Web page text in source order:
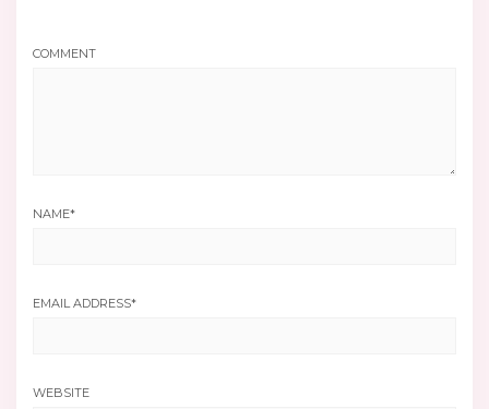
COMMENT
NAME*
EMAIL ADDRESS*
WEBSITE